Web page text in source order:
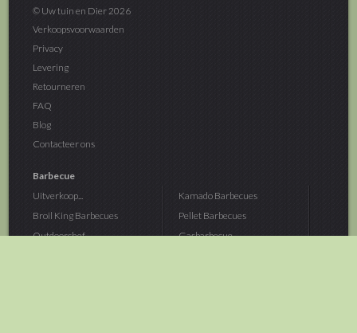
© Uw tuin en Dier 2026
Verkoopsvoorwaarden
Privacy
Levering
Retourneren
FAQ
Blog
Contacteer ons
Barbecue
Uitverkoop...
Broil King Barbecues
Outdoorchef...
Kamado Barbecues
Pellet Barbecues
Gasbarbecue